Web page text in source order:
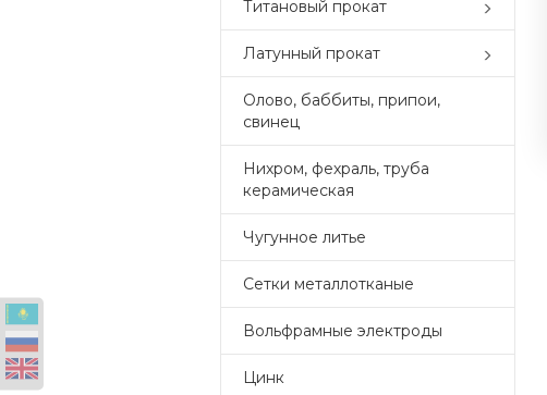
Титановый прокат
Латунный прокат
Олово, баббиты, припои,
свинец
Нихром, фехраль, труба
керамическая
Чугунное литье
Сетки металлотканые
Вольфрамные электроды
Цинк